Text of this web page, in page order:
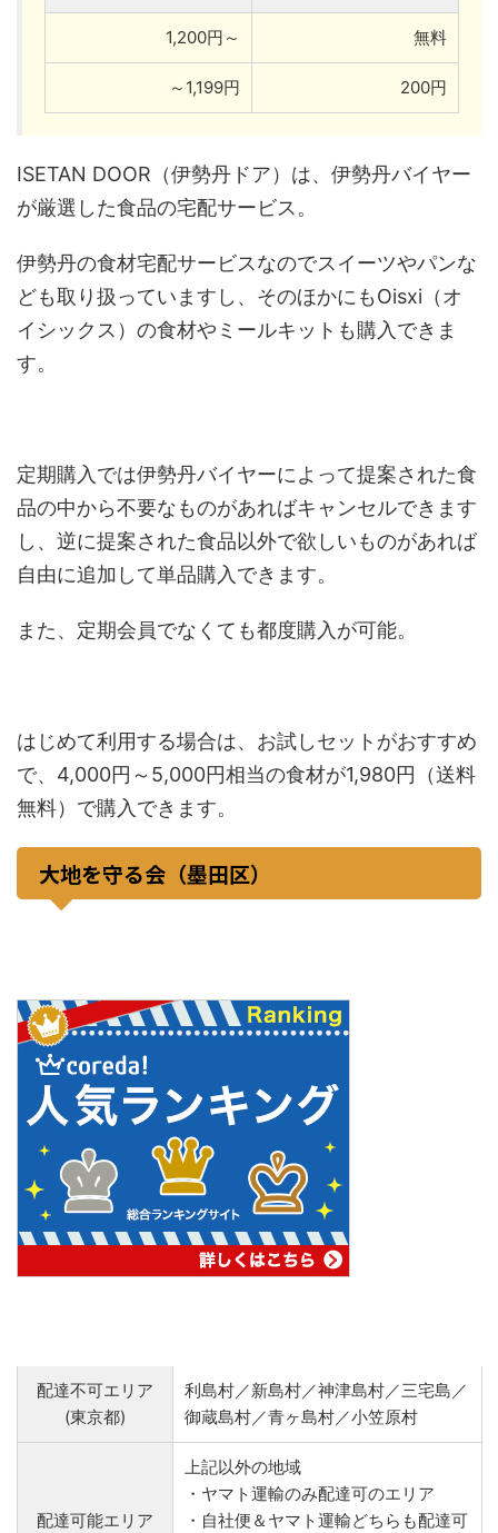
1,200円～ 無料
～1,199円 200円
ISETAN DOOR（伊勢丹ドア）は、伊勢丹バイヤー
が厳選した食品の宅配サービス。
伊勢丹の食材宅配サービスなのでスイーツやパンな
ども取り扱っていますし、そのほかにもOisxi（オ
イシックス）の食材やミールキットも購入できま
す。
定期購入では伊勢丹バイヤーによって提案された食
品の中から不要なものがあればキャンセルできます
し、逆に提案された食品以外で欲しいものがあれば
自由に追加して単品購入できます。
また、定期会員でなくても都度購入が可能。
はじめて利用する場合は、お試しセットがおすすめ
で、4,000円～5,000円相当の食材が1,980円（送料
無料）で購入できます。
大地を守る会（墨田区）
配達不可エリア
(東京都)
利島村／新島村／神津島村／三宅島／
御蔵島村／青ヶ島村／小笠原村
配達可能エリア
上記以外の地域
・ヤマト運輸のみ配達可のエリア
・自社便＆ヤマト運輸どちらも配達可